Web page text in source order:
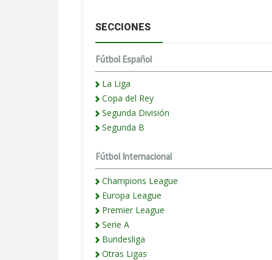
SECCIONES
Fútbol Español
La Liga
Copa del Rey
Segunda División
Segunda B
Fútbol Internacional
Champions League
Europa League
Premier League
Serie A
Bundesliga
Otras Ligas